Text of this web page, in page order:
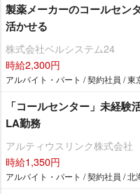
製薬メーカーのコールセン
活かせる
株式会社ベルシステム24
時給2,300円
アルバイト・パート / 契約社員 / 東
「コールセンター」未経
LA勤務
アルティウスリンク株式会社
時給1,350円
アルバイト・パート / 契約社員 / 北